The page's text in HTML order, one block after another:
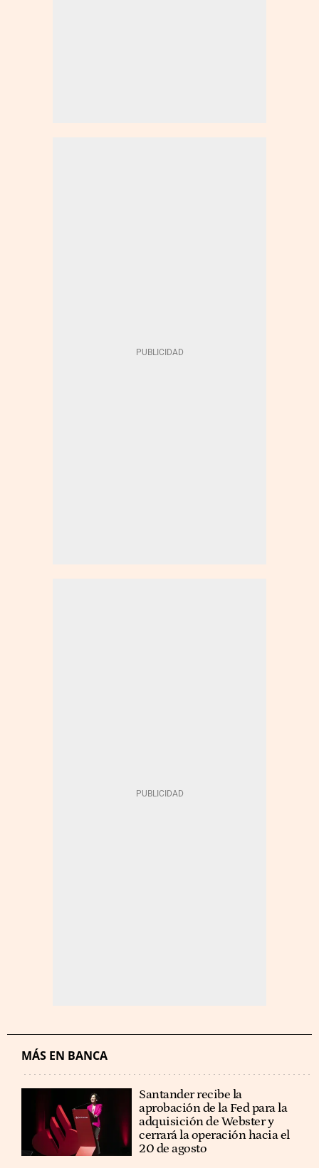
MÁS EN BANCA
Santander recibe la
aprobación de la Fed para la
adquisición de Webster y
cerrará la operación hacia el
20 de agosto